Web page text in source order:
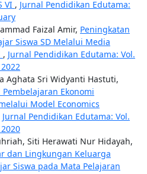
VI , Jurnal Pendidikan Edutama:
Faizal Amir, Peningkatan
Siswa SD Melalui Media
, Jurnal Pendidikan Edutama: Vol.
Aghata Sri Widyanti Hastuti,
Ekonomi
Model Economics
Jurnal Pendidikan Edutama: Vol.
Siti Herawati Nur Hidayah,
dan Lingkungan Keluarga
Siswa pada Mata Pelajaran